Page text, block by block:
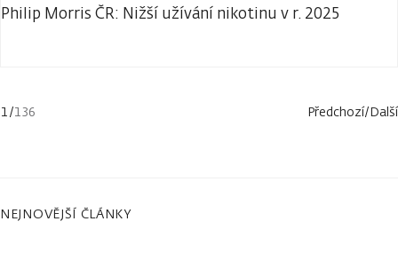
Philip Morris ČR: Nižší užívání nikotinu v r. 2025
1/136 Předchozí/Další
NEJNOVĚJŠÍ ČLÁNKY